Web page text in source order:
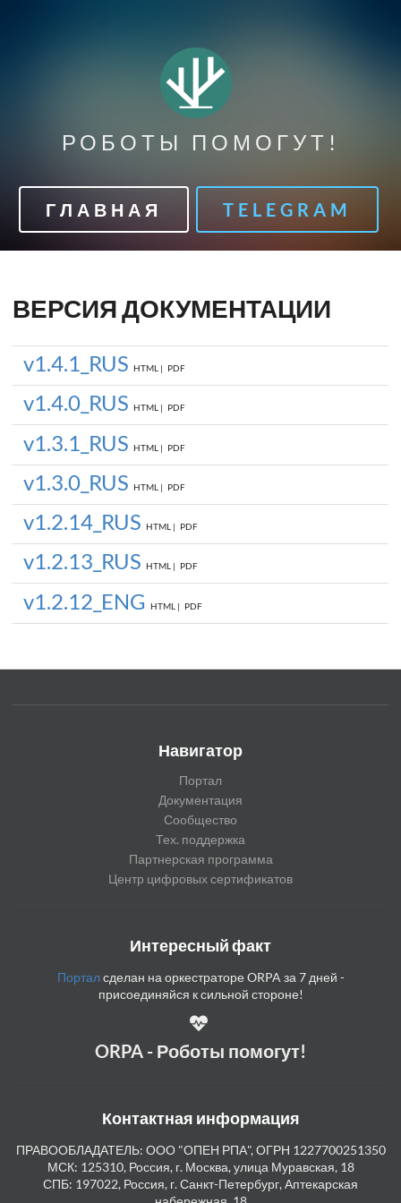
РОБОТЫ ПОМОГУТ!
ГЛАВНАЯ TELEGRAM
ВЕРСИЯ ДОКУМЕНТАЦИИ
v1.4.1_RUS HTML | PDF
v1.4.0_RUS HTML | PDF
v1.3.1_RUS HTML | PDF
v1.3.0_RUS HTML | PDF
v1.2.14_RUS HTML | PDF
v1.2.13_RUS HTML | PDF
v1.2.12_ENG HTML | PDF
Навигатор
Портал
Документация
Сообщество
Тех. поддержка
Партнерская программа
Центр цифровых сертификатов
Интересный факт
Порталсделан на оркестраторе ORPA за 7 дней -
присоединяйся к сильной стороне!
ORPA - Роботы помогут!
Контактная информация
ПРАВООБЛАДАТЕЛЬ: ООО "ОПЕН РПА", ОГРН 1227700251350
МСК: 125310, Россия, г. Москва, улица Муравская, 18
СПБ: 197022, Россия, г. Санкт-Петербург, Аптекарская